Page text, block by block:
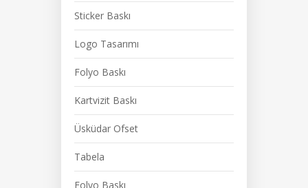
Sticker Baskı
Logo Tasarımı
Folyo Baskı
Kartvizit Baskı
Üsküdar Ofset
Tabela
Folyo Baskı